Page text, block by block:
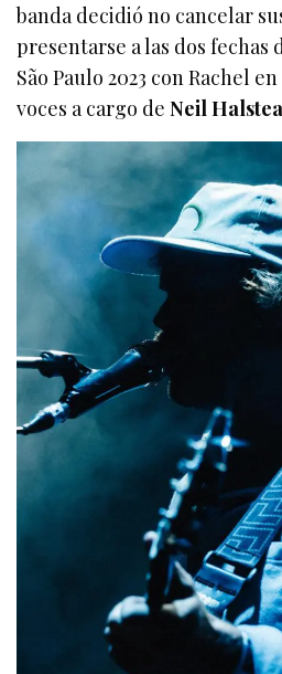
banda decidió no cancelar
presentarse a las dos fechas
São Paulo 2023 con Rachel
voces a cargo deNeil